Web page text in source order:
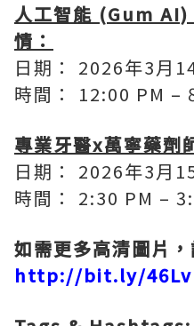
人工智能 (Gum AI)
情：
日期： 2026年3月
時間： 12:00 PM –
專業牙醫x萬寧藥劑
日期： 2026年3月
時間： 2:30 PM –
如需更多高清圖片，
http://bit.ly/